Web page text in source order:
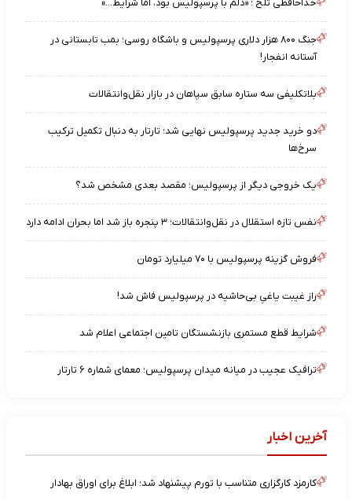
جنگ ۸۰۰ هزار دلاری پرسپولیس و باشگاه روسی؛ بمب تابستانی در
آستانه انفجار!
بلاتکلیفی سه ستاره سابق سپاهان در بازار نقل‌وانتقالات
دو خرید جدید پرسپولیس نهایی شد؛ تارتار به دنبال تکمیل ترکیب
سرخ‌ها
یک خروجی دیگر از پرسپولیس؛ مقصد بعدی مشخص شد؟
نفس تازه استقلال در نقل‌وانتقالات؛ ۳ پنجره باز شد اما بحران ادامه دارد
فروش گزینه پرسپولیس با ۷۰ میلیارد تومان
راز غیبت یاغیِ بی‌حاشیه در پرسپولیس فاش شد!
شرایط قطع مستمری بازنشستگان تامین اجتماعی اعلام شد
ترافیک عجیب در میانه میدان پرسپولیس؛ معمای شماره ۶ تارتار
آخرین اخبار
کارمزد کارگزاری متناسب با تورم پیشنهاد شد؛ ابلاغ برای اوراق بهادار